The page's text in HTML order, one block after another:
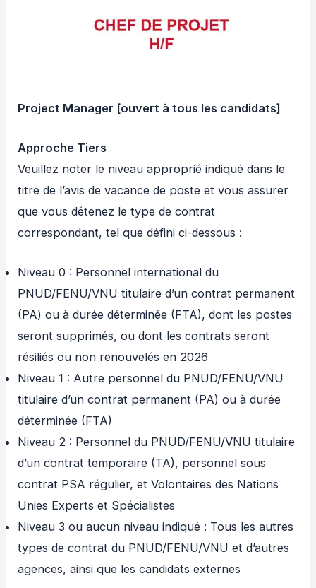
Project Manager [ouvert à tous les candidats]
Approche Tiers
Veuillez noter le niveau approprié indiqué dans le
titre de l’avis de vacance de poste et vous assurer
que vous détenez le type de contrat
correspondant, tel que défini ci-dessous :
Niveau 0 : Personnel international du
PNUD/FENU/VNU titulaire d’un contrat permanent
(PA) ou à durée déterminée (FTA), dont les postes
seront supprimés, ou dont les contrats seront
résiliés ou non renouvelés en 2026
Niveau 1 : Autre personnel du PNUD/FENU/VNU
titulaire d’un contrat permanent (PA) ou à durée
déterminée (FTA)
Niveau 2 : Personnel du PNUD/FENU/VNU titulaire
d’un contrat temporaire (TA), personnel sous
contrat PSA régulier, et Volontaires des Nations
Unies Experts et Spécialistes
Niveau 3 ou aucun niveau indiqué : Tous les autres
types de contrat du PNUD/FENU/VNU et d’autres
agences, ainsi que les candidats externes